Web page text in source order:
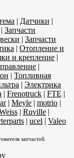
| Датчики |
| Запчасти
| Запчасти
| Отопление и
и крепление |
|
| Топливная
| Электрика
| Frenotruck | FTE |
| Meyle | motrio |
| Ruville |
| ucel | Valeo
запчастей.